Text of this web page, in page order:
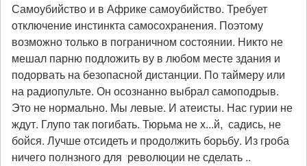
Самоубийство и в Африке самоубийство. Требует
отключение инстинкта самосохранения. Поэтому
возможно только в пограничном состоянии. Никто не
мешал парню подложить ву в любом месте здания и
подорвать на безопасной дистанции. По таймеру или
на радиопульте. Он осознанно выбрал самоподрыв.
Это не нормально. Мы левые. И атеисты. Нас гурии не
ждут. Глупо так погибать. Тюрьма не х...й, садись, не
бойся. Лучше отсидеть и продолжить борьбу. Из гроба
ничего полнзного для революции не сделать ..